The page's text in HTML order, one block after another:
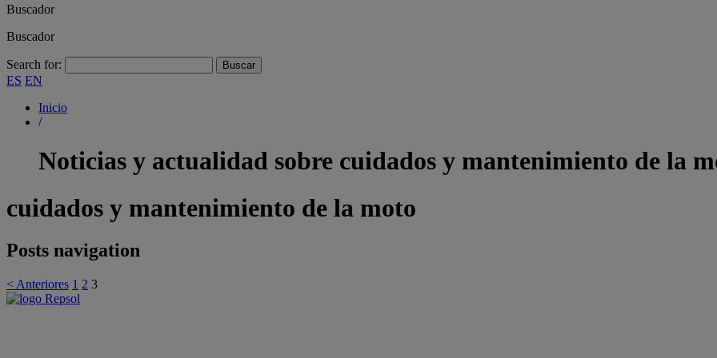
Buscador
Buscador
Search for:
ES EN
Inicio
/
Noticias y actualidad sobre cuidados y mantenimiento de la
cuidados y mantenimiento de la moto
Posts navigation
< Anteriores 1 2 3